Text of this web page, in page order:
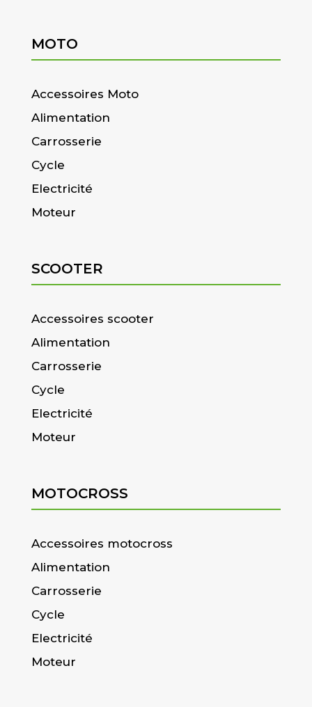
MOTO
Accessoires Moto
Alimentation
Carrosserie
Cycle
Electricité
Moteur
SCOOTER
Accessoires scooter
Alimentation
Carrosserie
Cycle
Electricité
Moteur
MOTOCROSS
Accessoires motocross
Alimentation
Carrosserie
Cycle
Electricité
Moteur